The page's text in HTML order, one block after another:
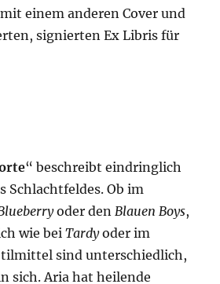
einem anderen Cover und
signierten Ex Libris für
“ beschreibt eindringlich
Schlachtfeldes. Ob im
oder den Blauen Boys,
wie beiTardyoder im
sind unterschiedlich,
sich. Aria hat heilende